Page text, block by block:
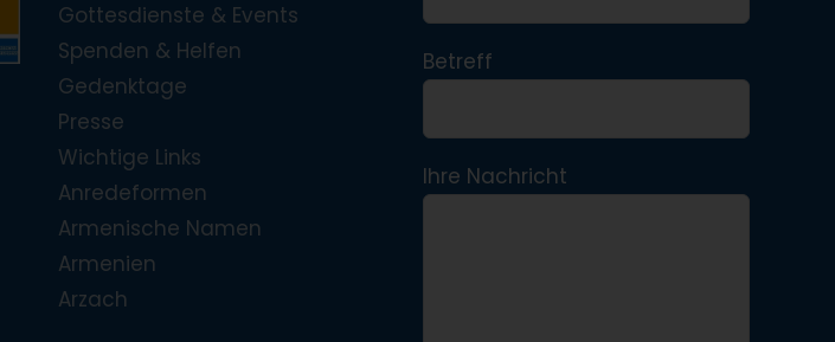
Gottesdienste & Events
Spenden & Helfen
Gedenktage
Presse
Wichtige Links
Anredeformen
Armenische Namen
Armenien
Arzach
Betreff
Ihre Nachricht